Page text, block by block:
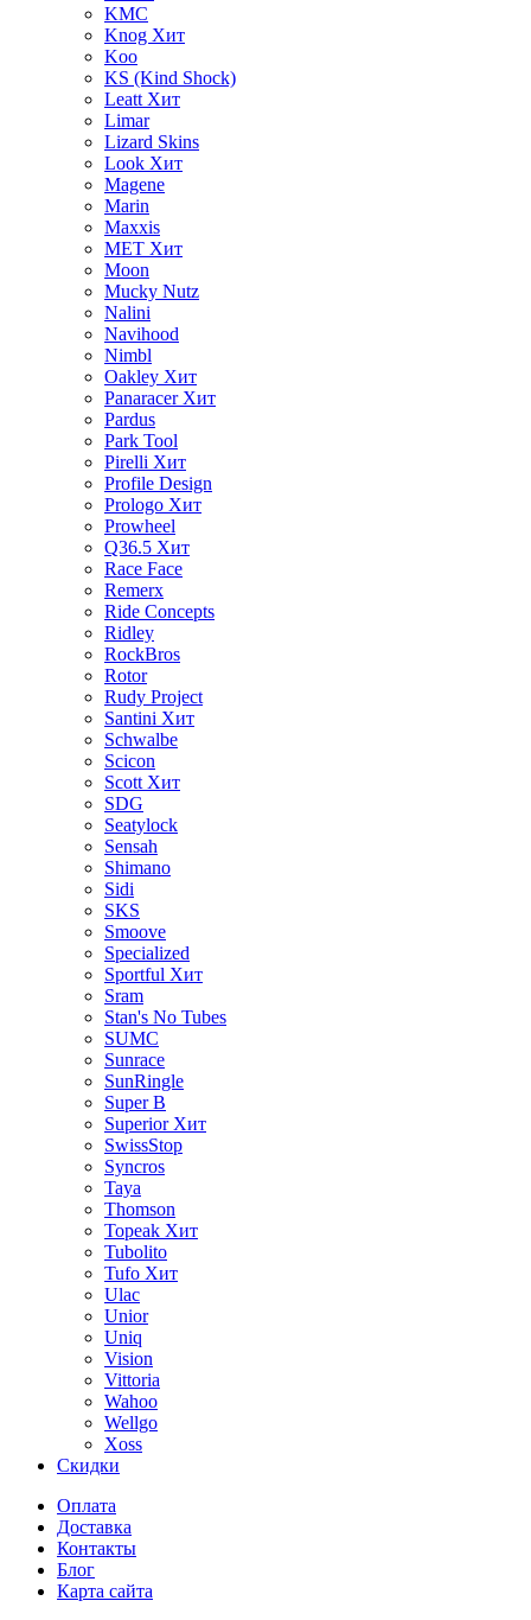
KMC
Knog Хит
Koo
KS (Kind Shock)
Leatt Хит
Limar
Lizard Skins
Look Хит
Magene
Marin
Maxxis
MET Хит
Moon
Mucky Nutz
Nalini
Navihood
Nimbl
Oakley Хит
Panaracer Хит
Pardus
Park Tool
Pirelli Хит
Profile Design
Prologo Хит
Prowheel
Q36.5 Хит
Race Face
Remerx
Ride Concepts
Ridley
RockBros
Rotor
Rudy Project
Santini Хит
Schwalbe
Scicon
Scott Хит
SDG
Seatylock
Sensah
Shimano
Sidi
SKS
Smoove
Specialized
Sportful Хит
Sram
Stan's No Tubes
SUMC
Sunrace
SunRingle
Super B
Superior Хит
SwissStop
Syncros
Taya
Thomson
Topeak Хит
Tubolito
Tufo Хит
Ulac
Unior
Uniq
Vision
Vittoria
Wahoo
Wellgo
Xoss
Скидки
Оплата
Доставка
Контакты
Блог
Карта сайта